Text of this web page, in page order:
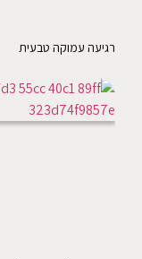
רגיעה עמוקה טבעית